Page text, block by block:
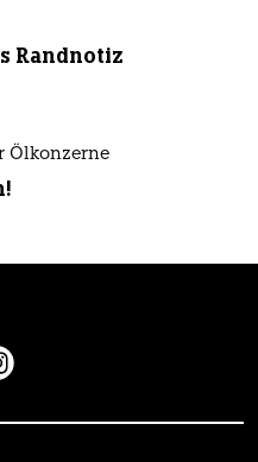
Randnotiz
Ölkonzerne